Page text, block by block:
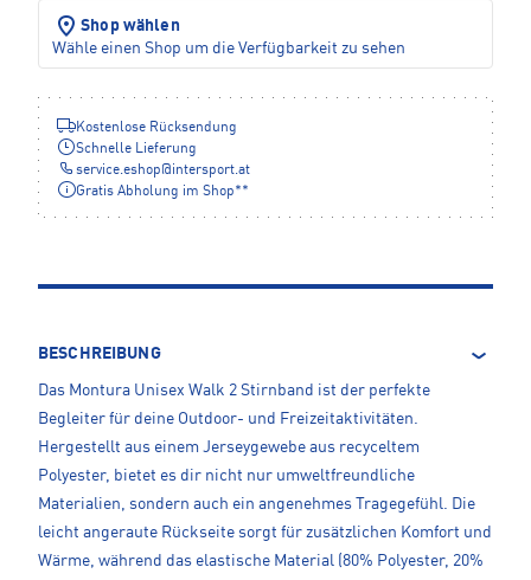
Shop wählen
Wähle einen Shop um die Verfügbarkeit zu sehen
Kostenlose Rücksendung
Schnelle Lieferung
service.eshop@ intersport.at
Gratis Abholung im Shop**
BESCHREIBUNG
Das Montura Unisex Walk 2 Stirnband ist der perfekte
Begleiter für deine Outdoor- und Freizeitaktivitäten.
Hergestellt aus einem Jerseygewebe aus recyceltem
Polyester, bietet es dir nicht nur umweltfreundliche
Materialien, sondern auch ein angenehmes Tragegefühl. Die
leicht angeraute Rückseite sorgt für zusätzlichen Komfort und
Wärme, während das elastische Material (80% Polyester, 20%